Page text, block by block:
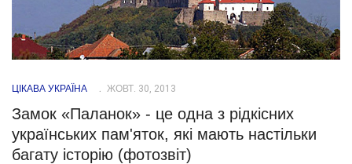
ЦІКАВА УКРАЇНА ЖОВТ. 30, 2013
Замок «Паланок» - це одна з рідкісних
українських пам'яток, які мають настільки
багату історію (фотозвіт)